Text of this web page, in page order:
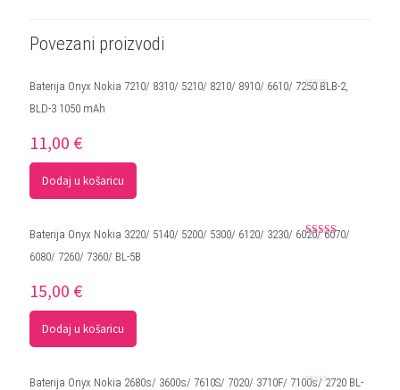
Povezani proizvodi
Baterija Onyx Nokia 7210/ 8310/ 5210/ 8210/ 8910/ 6610/ 7250 BLB-2,
BLD-3 1050 mAh
11,00 €
Dodaj u košaricu
Baterija Onyx Nokia 3220/ 5140/ 5200/ 5300/ 6120/ 3230/ 6020/ 6070/
6080/ 7260/ 7360/ BL-5B
15,00 €
Dodaj u košaricu
Baterija Onyx Nokia 2680s/ 3600s/ 7610S/ 7020/ 3710F/ 7100s/ 2720 BL-